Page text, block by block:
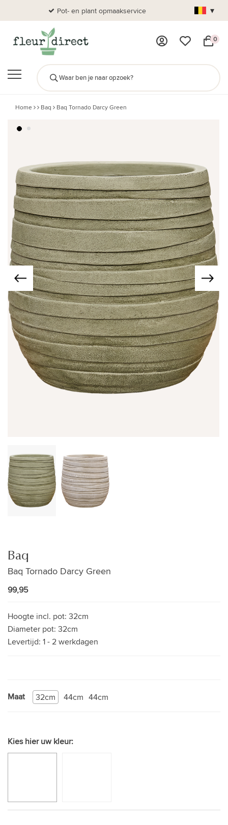
Pot- en plant opmaakservice ▾
0
Home Baq Baq Tornado Darcy Green
Baq
Baq Tornado Darcy Green
99,95
Hoogte incl. pot: 32cm
Diameter pot: 32cm
Levertijd: 1 - 2 werkdagen
Maat 44cm
32cm 44cm
Kies hier uw kleur: